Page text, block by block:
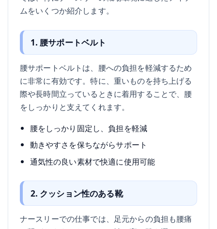
ムをいくつか紹介します。
1. 腰サポートベルト
腰サポートベルトは、腰への負担を軽減するため
に非常に有効です。特に、重いものを持ち上げる
際や長時間立っているときに着用することで、腰
をしっかりと支えてくれます。
腰をしっかり固定し、負担を軽減
動きやすさを保ちながらサポート
通気性の良い素材で快適に使用可能
2. クッション性のある靴
ナースリーでの仕事では、足元からの負担も腰痛